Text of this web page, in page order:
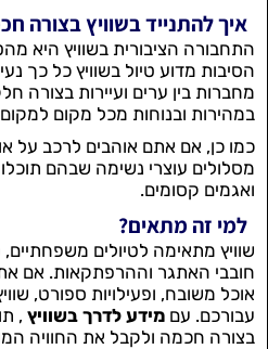
איך להתנייד בשוויץ בצורה
התחבורה הציבורית בשוויץ היא
הסיבות מדוע טיול בשוויץ כל כך
מחברות בין ערים ועיירות בצורה
במהירות ובנוחות מכל מקום
כמו כן, אם אתם אוהבים לרכב על
מסלולים עוצרי נשימה שבהם תוכלו
ואגמים קסומים.
למי זה מתאים?
שוויץ מתאימה לטיולים משפחתיים,
חובבי האתגר וההרפתקאות. אם
אוכל משובח, ופעילויות ספורט,
עבורכם. עם מידע לדרך בשוויץ ,
בצורה חכמה ולקבל את החוויה